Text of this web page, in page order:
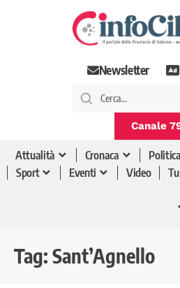
Newsletter
Canale
Attualità Cronaca Politica
Sport
Eventi Video
Tag: Sant’Agnello